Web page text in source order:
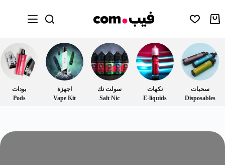
سحبات
Disposables
نكهات
E-liquids
سولت نك
Salt Nic
اجهزة
Vape Kit
بودات
Pods